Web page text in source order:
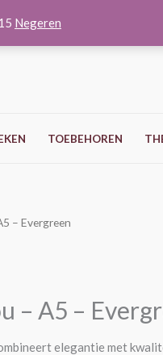
Negeren
TOEBEHOREN
– Evergreen
– A5 –
elegantie met